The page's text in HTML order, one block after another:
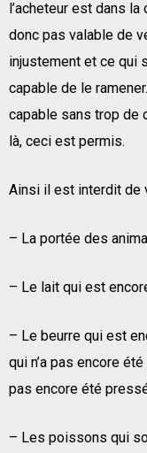
l’acheteur est dans
donc pas valable de
injustement et ce qui
capable de le
capable sans trop de
là, ceci est permis.
Ainsi il est interdit de
– La portée des
– Le lait qui est
– Le beurre qui est
qui n’a pas encore
pas encore été
– Les poissons qui